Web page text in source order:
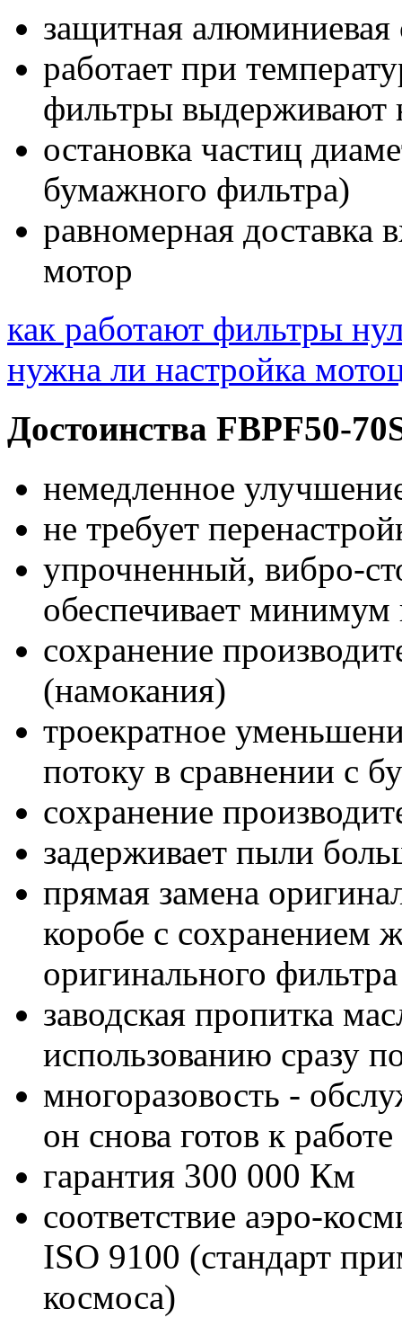
защитная алюминиевая
работает при
фильтры выдерживают
остановка частиц
бумажного фильтра)
равномерная доставка
мотор
как работают фильтры
нужна ли настройка
Достоинства FBPF50-
немедленное
не требует
упрочненный, вибро-
обеспечивает
сохранение
(намокания)
троекратное
потоку в сравнении с
сохранение
задерживает пыли
прямая замена
коробе с сохранением
оригинального фильтра
заводская пропитка
использованию сразу
многоразовость -
он снова готов к работе
гарантия 300 000 Км
соответствие аэро-
ISO 9100 (стандарт
космоса)